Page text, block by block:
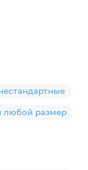
любой размер